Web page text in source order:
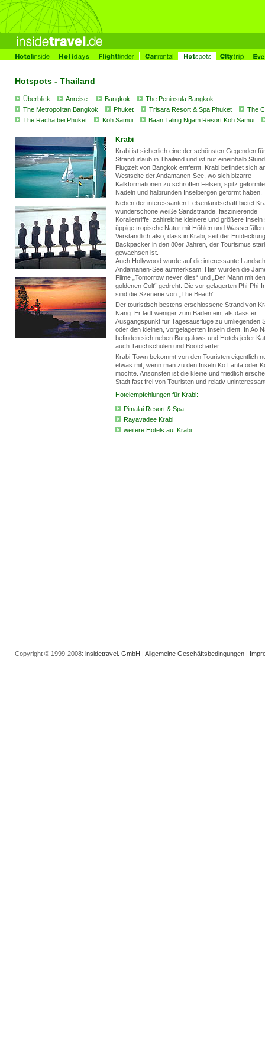
Hotspots - Thailand
Überblick Anreise Bangkok
The Peninsula Bangkok
The Metropolitan Bangkok
Phuket Trisara Resort & Spa Phuket
The
The Racha bei Phuket
Koh Samui Baan Taling Ngam Resort Koh Samui
Krabi
Krabi ist sicherlich eine der schönsten Gegenden
Strandurlaub in Thailand und ist nur eineinhalb
Flugzeit von Bangkok entfernt. Krabi befindet sich
Westseite der Andamanen-See, wo sich bizarre
Kalkformationen zu schroffen Felsen, spitz
Nadeln und halbrunden Inselbergen geformt haben.
Neben der interessanten Felsenlandschaft bietet
wunderschöne weiße Sandstrände, faszinierende
Korallenriffe, zahlreiche kleinere und größere Inseln
üppige tropische Natur mit Höhlen und Wasserfällen.
Verständlich also, dass in Krabi, seit der
Backpacker in den 80er Jahren, der Tourismus
gewachsen ist.
Auch Hollywood wurde auf die interessante
Andamanen-See aufmerksam: Hier wurden die
Filme „Tomorrow never dies“ und „Der Mann mit
goldenen Colt“ gedreht. Die vor gelagerten Phi-Phi-
sind die Szenerie von „The Beach“.
Der touristisch bestens erschlossene Strand von
Nang. Er lädt weniger zum Baden ein, als dass er
Ausgangspunkt für Tagesausflüge zu umliegenden
oder den kleinen, vorgelagerten Inseln dient. In Ao
befinden sich neben Bungalows und Hotels jeder
auch Tauchschulen und Bootcharter.
Krabi-Town bekommt von den Touristen eigentlich
etwas mit, wenn man zu den Inseln Ko Lanta oder
möchte. Ansonsten ist die kleine und friedlich
Stadt fast frei von Touristen und relativ
Hotelempfehlungen für Krabi:
Pimalai Resort & Spa
Rayavadee Krabi
weitere Hotels auf Krabi
Copyright © 1999-2008: insidetravel. GmbH | Allgemeine Geschäftsbedingungen |